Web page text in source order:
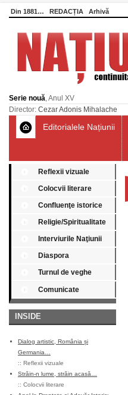
Din 1881… REDACȚIA Arhivă
Serie nouă, Anul XV
Director: Cezar Adonis Mihalache
Editorialele Națiunii
Reflexii vizuale
Colocvii literare
Confluenţe istorice
Religie/Spiritualitate
Interviurile Naţiunii
Diaspora
Turnul de veghe
Comunicate
INSIDE
Dialog artistic, România și
Germania…
:: Reflexii vizuale
Străin-n lume, străin acasă…
:: Colocvii literare